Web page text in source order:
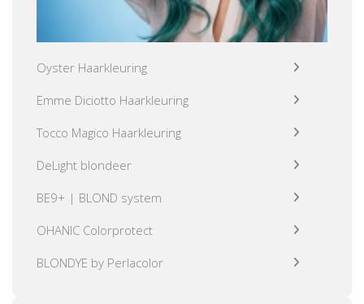
Oyster Haarkleuring
Emme Diciotto Haarkleuring
Tocco Magico Haarkleuring
DeLight blondeer
BE9+ | BLOND system
OHANIC Colorprotect
BLONDYE by Perlacolor